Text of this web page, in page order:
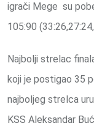
igrači Mege su
105:90
Najbolji strelac
koji je postigao 35
najboljeg strelca
KSS Aleksandar